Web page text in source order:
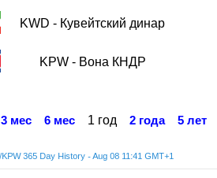
KWD - Кувейтский динар
KPW - Вона КНДР
3 мес 6 мес 1 год 2 года 5 лет